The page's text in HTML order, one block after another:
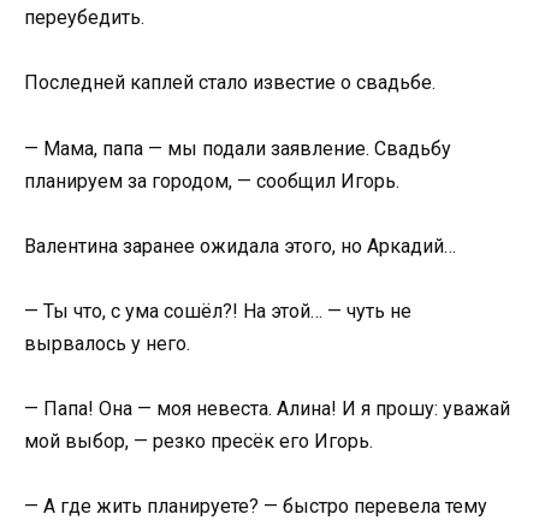
переубедить.
Последней каплей стало известие о свадьбе.
— Мама, папа — мы подали заявление. Свадьбу
планируем за городом, — сообщил Игорь.
Валентина заранее ожидала этого, но Аркадий…
— Ты что, с ума сошёл?! На этой… — чуть не
вырвалось у него.
— Папа! Она — моя невеста. Алина! И я прошу: уважай
мой выбор, — резко пресёк его Игорь.
— А где жить планируете? — быстро перевела тему